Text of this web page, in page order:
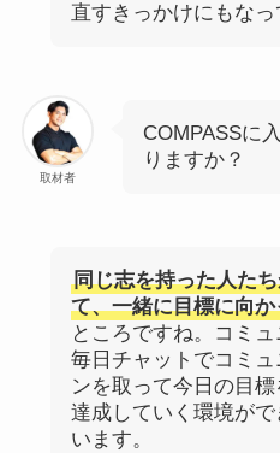
直すきっかけにもなっ
取材者
COMPASSに
りますか？
同じ志を持った人た
て、一緒に目標に向
ところですね。コミ
毎日チャットでコミュ
ンを取って今日の目
達成していく環境がで
います。